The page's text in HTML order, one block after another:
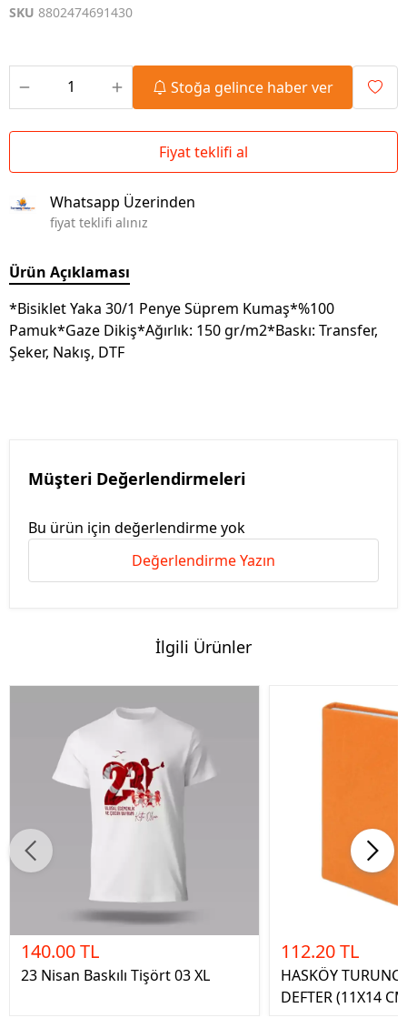
SKU 8802474691430
Stoğa gelince haber ver
Fiyat teklifi al
Whatsapp Üzerinden
fiyat teklifi alınız
Ürün Açıklaması
*Bisiklet Yaka 30/1 Penye Süprem Kumaş*%100
Pamuk*Gaze Dikiş*Ağırlık: 150 gr/m2*Baskı: Transfer,
Şeker, Nakış, DTF
Müşteri Değerlendirmeleri
Bu ürün için değerlendirme yok
Değerlendirme Yazın
İlgili Ürünler
140.00 TL
23 Nisan Baskılı Tişört 03 XL
112.20 TL
HASKÖY
DEFTER (11X14